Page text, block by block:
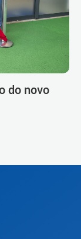
do novo